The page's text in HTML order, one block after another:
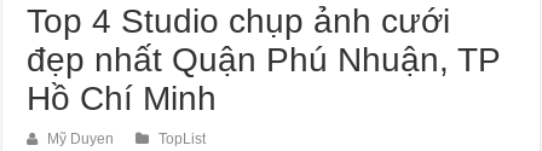
Top 4 Studio chụp ảnh cưới
đẹp nhất Quận Phú Nhuận, TP
Hồ Chí Minh
Mỹ Duyen TopList